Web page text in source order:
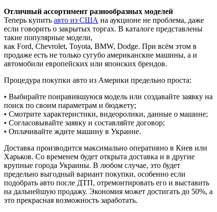
Отличный ассортимент разнообразных моделей
Теперь купить авто из США на аукционе не проблема, даже
если говорить о закрытых торгах. В каталоге представлены
такие популярные модели,
как Ford, Chevrolet, Toyota, BMW, Dodge. При всём этом в
продаже есть не только сугубо американские машины, а и
автомобили европейских или японских брендов.
Процедура покупки авто из Америки предельно проста:
• Выбирайте понравившуюся модель или создавайте заявку на
поиск по своим параметрам и бюджету;
• Смотрите характеристики, видеоролики, данные о машине;
• Согласовывайте заявку и составляйте договор;
• Оплачивайте ждите машину в Украине.
Доставка производится максимально оперативно в Киев или
Харьков. Со временем будет открыта доставка и в другие
крупные города Украины. В любом случае, это будет
предельно выгодный вариант покупки, особенно если
подобрать авто после ДТП, отремонтировать его и выставить
на дальнейшую продажу. Экономия может достигать до 50%, а
это прекрасная возможность заработать.